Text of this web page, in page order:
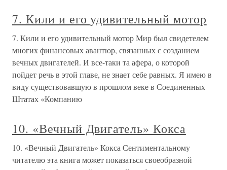
7. Кили и его удивительный мотор
7. Кили и его удивительный мотор Мир был свидетелем
многих финансовых авантюр, связанных с созданием
вечных двигателей. И все-таки та афера, о которой
пойдет речь в этой главе, не знает себе равных. Я имею в
виду существовавшую в прошлом веке в Соединенных
Штатах «Компанию
10. «Вечный Двигатель» Кокса
10. «Вечный Двигатель» Кокса Сентиментальному
читателю эта книга может показаться своеобразной